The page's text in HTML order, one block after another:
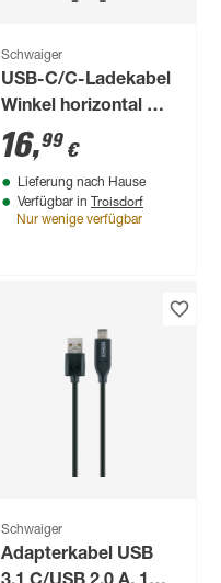
Schwaiger
USB-C/C-Ladekabel
Winkel horizontal 1,2
m
16,99 €
Lieferung nach Hause
Verfügbar in Troisdorf
Nur wenige verfügbar
Schwaiger
Adapterkabel USB